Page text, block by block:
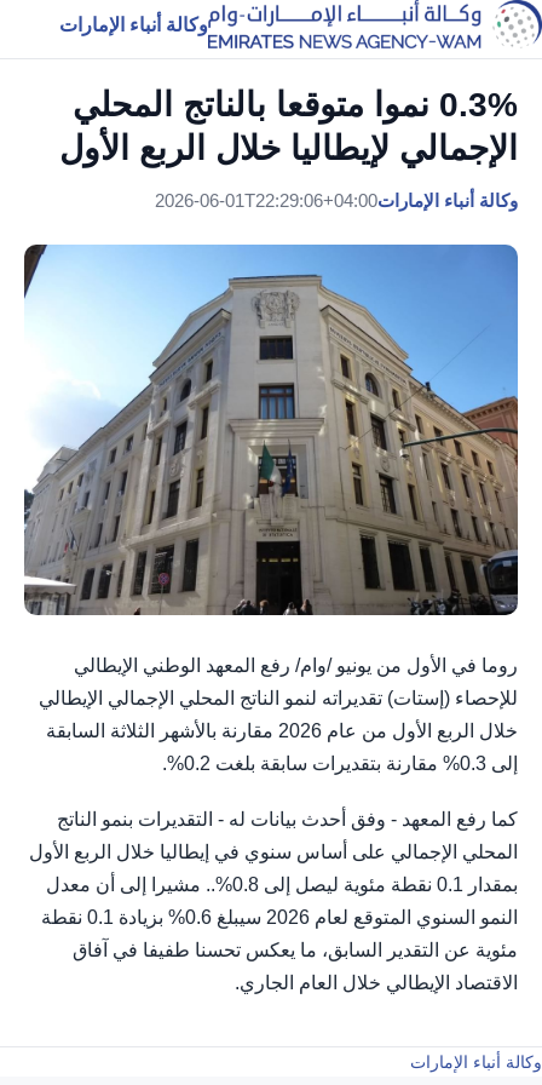
وكالة أنباء الإمارات
0.3% نموا متوقعا بالناتج المحلي
الإجمالي لإيطاليا خلال الربع الأول
وكالة أنباء الإمارات2026-06-01T22:29:06+04:00
روما في الأول من يونيو /وام/ رفع المعهد الوطني الإيطالي
للإحصاء (إستات) تقديراته لنمو الناتج المحلي الإجمالي الإيطالي
خلال الربع الأول من عام 2026 مقارنة بالأشهر الثلاثة السابقة
إلى 0.3% مقارنة بتقديرات سابقة بلغت 0.2%.
كما رفع المعهد - وفق أحدث بيانات له - التقديرات بنمو الناتج
المحلي الإجمالي على أساس سنوي في إيطاليا خلال الربع الأول
بمقدار 0.1 نقطة مئوية ليصل إلى 0.8%.. مشيرا إلى أن معدل
النمو السنوي المتوقع لعام 2026 سيبلغ 0.6% بزيادة 0.1 نقطة
مئوية عن التقدير السابق، ما يعكس تحسنا طفيفا في آفاق
الاقتصاد الإيطالي خلال العام الجاري.
وكالة أنباء الإمارات